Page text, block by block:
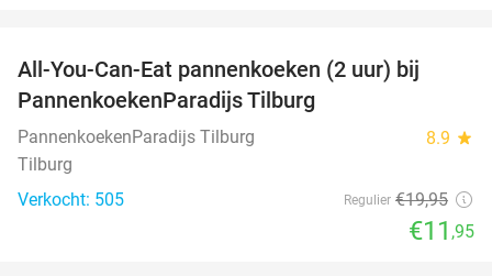
All-You-Can-Eat pannenkoeken (2 uur) bij
PannenkoekenParadijs Tilburg
PannenkoekenParadijs Tilburg 8.9 star
Tilburg
Verkocht: 505
Regulier €19,95
€11 ,95